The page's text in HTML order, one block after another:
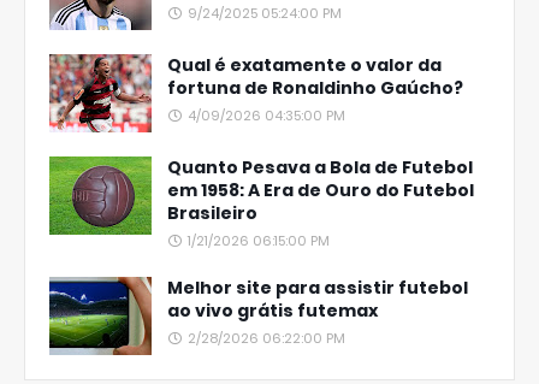
9/24/2025 05:24:00 PM
Qual é exatamente o valor da
fortuna de Ronaldinho Gaúcho?
4/09/2026 04:35:00 PM
Quanto Pesava a Bola de Futebol
em 1958: A Era de Ouro do Futebol
Brasileiro
1/21/2026 06:15:00 PM
Melhor site para assistir futebol
ao vivo grátis futemax
2/28/2026 06:22:00 PM